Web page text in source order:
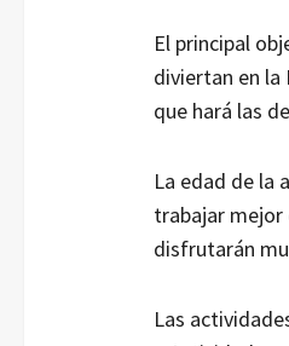
El principal
diviertan en la
que hará las
La edad de la
trabajar mejor
disfrutarán
Las